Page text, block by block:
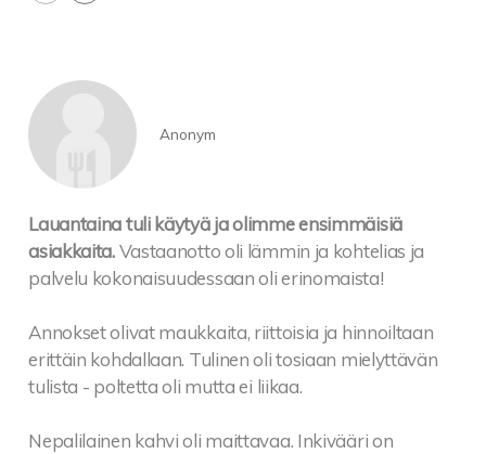
Anonym
Lauantaina tuli käytyä ja olimme ensimmäisiä
asiakkaita.Vastaanotto oli lämmin ja kohtelias ja
palvelu kokonaisuudessaan oli erinomaista!
Annokset olivat maukkaita, riittoisia ja hinnoiltaan
erittäin kohdallaan. Tulinen oli tosiaan mielyttävän
tulista - poltetta oli mutta ei liikaa.
Nepalilainen kahvi oli maittavaa. Inkivääri on